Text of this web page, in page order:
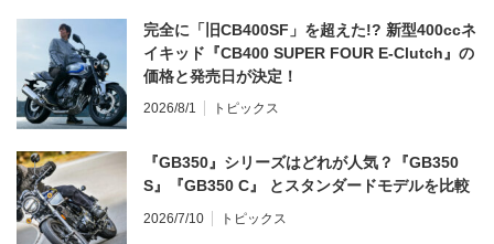
完全に「旧CB400SF」を超えた!? 新型400ccネ
イキッド『CB400 SUPER FOUR E-Clutch』の
価格と発売日が決定！
2026/8/1 トピックス
『GB350』シリーズはどれが人気？『GB350
S』『GB350 C』 とスタンダードモデルを比較
2026/7/10 トピックス